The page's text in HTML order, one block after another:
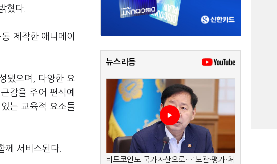
혔다.
제작한 애니메이
됐으며, 다양한 요
감을 주어 편식예
는 교육적 요소들
께 서비스된다.
뉴스리듬
비트코인도 국가자산으로…'보관·평가·처